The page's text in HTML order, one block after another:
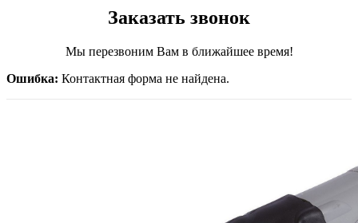
Заказать звонок
Мы перезвоним Вам в ближайшее время!
Ошибка: Контактная форма не найдена.